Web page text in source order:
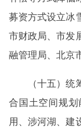
募资方式设立冰
市财政局、市发
融管理局、北京
（十五）统筹
合国土空间规
用、涉河湖、建